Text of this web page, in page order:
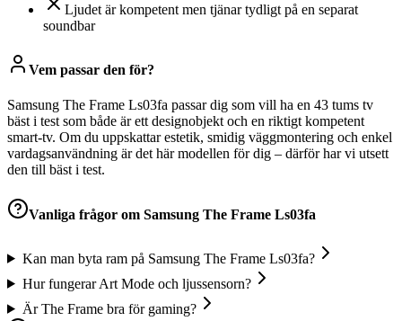
Ljudet är kompetent men tjänar tydligt på en separat
soundbar
Vem passar den för?
Samsung The Frame Ls03fa passar dig som vill ha en 43 tums tv
bäst i test som både är ett designobjekt och en riktigt kompetent
smart-tv. Om du uppskattar estetik, smidig väggmontering och enkel
vardagsanvändning är det här modellen för dig – därför har vi utsett
den till bäst i test.
Vanliga frågor om Samsung The Frame Ls03fa
Kan man byta ram på Samsung The Frame Ls03fa?
Hur fungerar Art Mode och ljussensorn?
Är The Frame bra för gaming?